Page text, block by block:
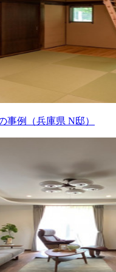
事例（兵庫県 N邸）